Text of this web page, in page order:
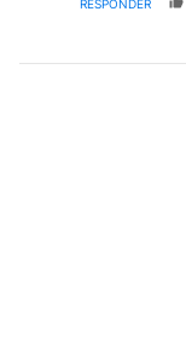
RESPONDER